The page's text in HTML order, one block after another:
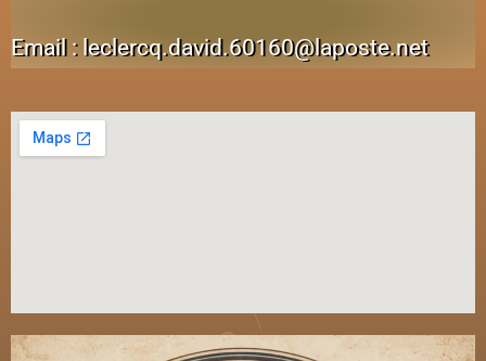
Email : leclercq.david.60160@laposte.net